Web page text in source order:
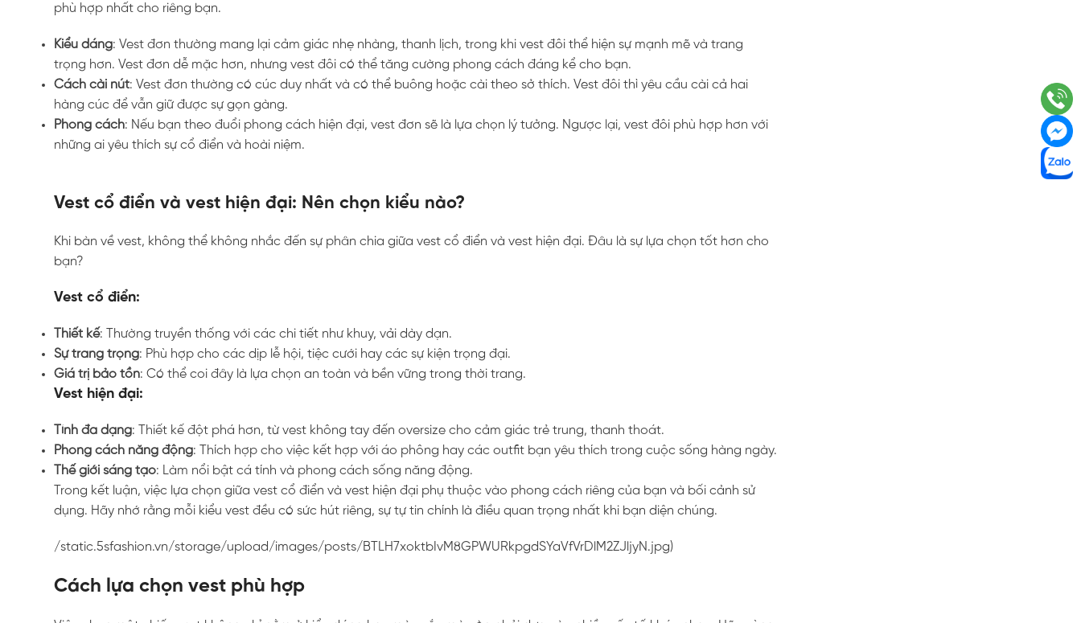
phù hợp nhất cho riêng bạn.
Kiểu dáng: Vest đơn thường mang lại cảm giác nhẹ nhàng, thanh lịch, trong khi vest đôi thể hiện sự mạnh mẽ và trang
trọng hơn. Vest đơn dễ mặc hơn, nhưng vest đôi có thể tăng cường phong cách đáng kể cho bạn.
Cách cài nút: Vest đơn thường có cúc duy nhất và có thể buông hoặc cài theo sở thích. Vest đôi thì yêu cầu cài cả hai
hàng cúc để vẫn giữ được sự gọn gàng.
Phong cách: Nếu bạn theo đuổi phong cách hiện đại, vest đơn sẽ là lựa chọn lý tưởng. Ngược lại, vest đôi phù hợp hơn với
những ai yêu thích sự cổ điển và hoài niệm.
Vest cổ điển và vest hiện đại: Nên chọn kiểu nào?
Khi bàn về vest, không thể không nhắc đến sự phân chia giữa vest cổ điển và vest hiện đại. Đâu là sự lựa chọn tốt hơn cho
bạn?
Vest cổ điển:
Thiết kế: Thường truyền thống với các chi tiết như khuy, vải dày dạn.
Sự trang trọng: Phù hợp cho các dịp lễ hội, tiệc cưới hay các sự kiện trọng đại.
Giá trị bảo tồn: Có thể coi đây là lựa chọn an toàn và bền vững trong thời trang.
Vest hiện đại:
Tính đa dạng: Thiết kế đột phá hơn, từ vest không tay đến oversize cho cảm giác trẻ trung, thanh thoát.
Phong cách năng động: Thích hợp cho việc kết hợp với áo phông hay các outfit bạn yêu thích trong cuộc sống hàng ngày.
Thế giới sáng tạo: Làm nổi bật cá tính và phong cách sống năng động.
Trong kết luận, việc lựa chọn giữa vest cổ điển và vest hiện đại phụ thuộc vào phong cách riêng của bạn và bối cảnh sử
dụng. Hãy nhớ rằng mỗi kiểu vest đều có sức hút riêng, sự tự tin chính là điều quan trọng nhất khi bạn diện chúng.
/static.5sfashion.vn/storage/upload/images/posts/BTLH7xoktbIvM8GPWURkpgdSYaVfVrDlM2ZJljyN.jpg)
Cách lựa chọn vest phù hợp